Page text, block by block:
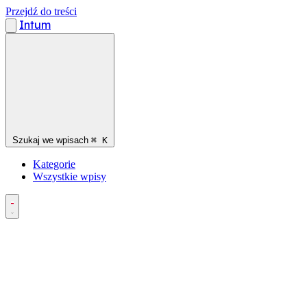
Przejdź do treści
Intum
Szukaj we wpisach ⌘ K
Kategorie
Wszystkie wpisy